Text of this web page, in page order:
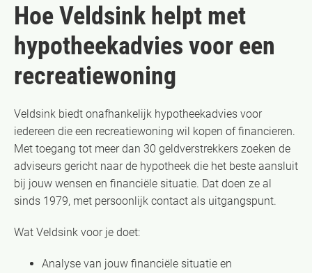
Hoe Veldsink helpt met
hypotheekadvies voor een
recreatiewoning
Veldsink biedt onafhankelijk hypotheekadvies voor
iedereen die een recreatiewoning wil kopen of financieren.
Met toegang tot meer dan 30 geldverstrekkers zoeken de
adviseurs gericht naar de hypotheek die het beste aansluit
bij jouw wensen en financiële situatie. Dat doen ze al
sinds 1979, met persoonlijk contact als uitgangspunt.
Wat Veldsink voor je doet:
Analyse van jouw financiële situatie en